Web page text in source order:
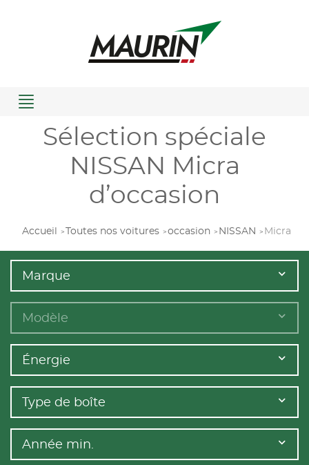
Menu
Sélection spéciale
NISSAN Micra
d’occasion
Accueil Toutes nos voitures occasion NISSAN Micra
Marque
Modèle
Énergie
Type de boîte
Année min.